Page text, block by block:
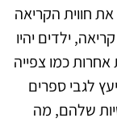
את חווית הקריאה
ילדים יהיו
אחרות כמו צפייה
לגבי ספרים
שלהם, מה